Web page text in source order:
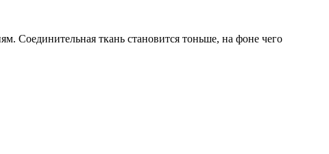
Соединительная ткань становится тоньше, на фоне чего